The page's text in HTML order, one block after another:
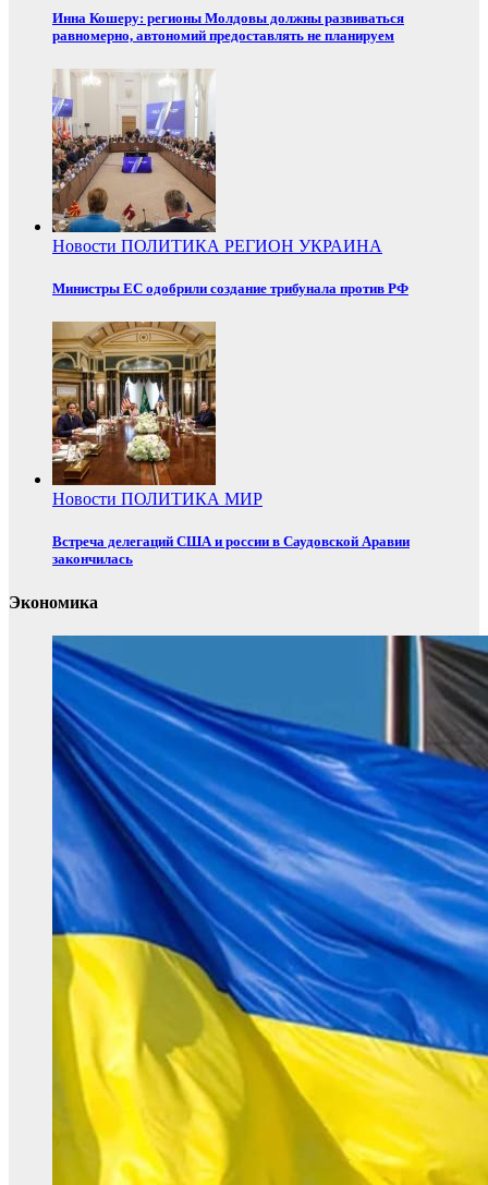
Инна Кошеру: регионы Молдовы должны развиваться
равномерно, автономий предоставлять не планируем
Новости ПОЛИТИКА РЕГИОН УКРАИНА
Министры ЕС одобрили создание трибунала против РФ
Новости ПОЛИТИКА МИР
Встреча делегаций США и россии в Саудовской Аравии
закончилась
Экономика